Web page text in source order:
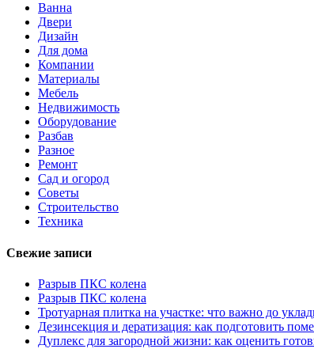
Ванна
Двери
Дизайн
Для дома
Компании
Материалы
Мебель
Недвижимость
Оборудование
Разбав
Разное
Ремонт
Сад и огород
Советы
Строительство
Техника
Свежие записи
Разрыв ПКС колена
Разрыв ПКС колена
Тротуарная плитка на участке: что важно до
Дезинсекция и дератизация: как подготовить
Дуплекс для загородной жизни: как оценить